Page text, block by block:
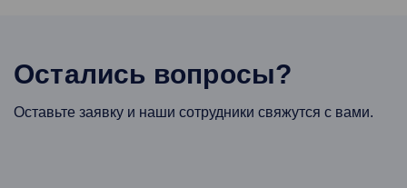
Остались вопросы?
Оставьте заявку и наши сотрудники свяжутся с вами.